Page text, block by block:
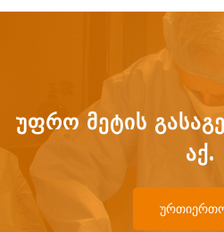
ᲣᲤᲠᲝ ᲛᲔᲢᲘᲡ
ᲐᲥ.